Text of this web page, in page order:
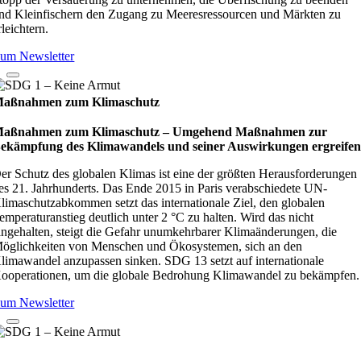
Kleinfischern den Zugang zu Meeresressourcen und Märkten zu
Newsletter
zum Klimaschutz
zum Klimaschutz – Umge­hend Maß­nah­men zur
des Kli­ma­wan­dels und sei­ner Aus­wir­kun­gen ergrei­fen
Schutz des globalen Klimas ist eine der größten Herausforderungen
21. Jahrhunderts. Das Ende 2015 in Paris verabschiedete UN-
setzt das internationale Ziel, den globalen
deutlich unter 2 °C zu halten. Wird das nicht
steigt die Gefahr unumkehrbarer Klimaänderungen, die
von Menschen und Ökosystemen, sich an den
anzupassen sinken. SDG 13 setzt auf internationale
um die globale Bedrohung Klimawandel zu bekämpfen.
Newsletter